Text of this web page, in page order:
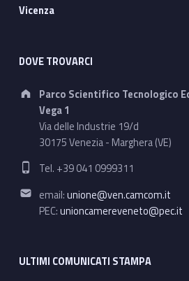
Vicenza
DOVE TROVARCI
Address:
Parco Scientifico Tecnologico
Vega 1
Via delle Industrie 19/d
30175 Venezia - Marghera (VE)
Phone number:
Tel. +39 041 0999311
Email address:
email:unione@ven.camcom.it
PEC:unioncamereveneto@pec.it
ULTIMI COMUNICATI STAMPA